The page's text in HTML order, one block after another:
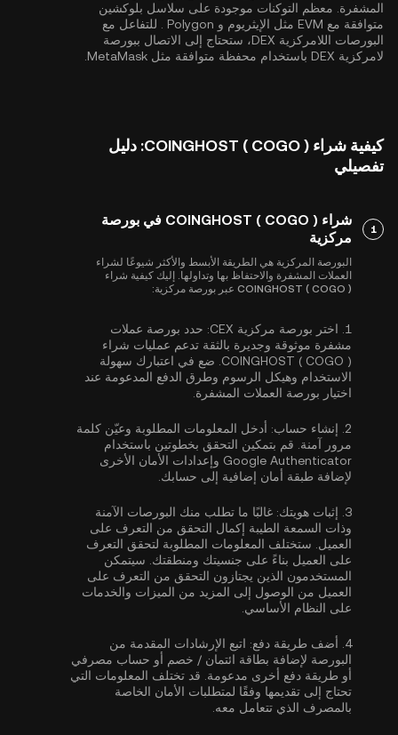
المشفرة. معظم التوكنات موجودة على سلاسل بلوكشين
متوافقة مع EVM مثل
الإيثريوم و
. للتفاعل مع
البورصات اللامركزية DEX، ستحتاج إلى الاتصال ببورصة
لامركزية DEX باستخدام محفظة متوافقة مثل MetaMask.
كيفية شراء COINGHOST ( COGO ): دليل
تفصيلي
1
شراء COINGHOST ( COGO ) في بورصة
مركزية
البورصة المركزية هي الطريقة الأبسط والأكثر شيوعًا لشراء
العملات المشفرة والاحتفاظ بها وتداولها. إليك كيفية شراء
COINGHOST ( COGO ) عبر بورصة مركزية:
1. اختر بورصة مركزية CEX:
حدد بورصة عملات
مشفرة موثوقة وجديرة بالثقة تدعم عمليات شراء
COINGHOST ( COGO ). ضع في اعتبارك سهولة
الاستخدام وهيكل الرسوم وطرق الدفع المدعومة عند
اختيار بورصة العملات المشفرة.
2. إنشاء حساب: أدخل المعلومات المطلوبة وعيّن كلمة
مرور آمنة. قم بتمكين التحقق بخطوتين باستخدام
Google Authenticator وإعدادات الأمان الأخرى
لإضافة طبقة أمان إضافية إلى حسابك.
3. إثبات هويتك: غالبًا ما تطلب منك البورصات الآمنة
وذات السمعة الطيبة إكمال التحقق من التعرف على
العميل . ستختلف المعلومات المطلوبة لتحقق التعرف
على العميل بناءً على جنسيتك ومنطقتك. سيتمكن
المستخدمون الذين يجتازون التحقق من التعرف على
العميل من الوصول إلى المزيد من الميزات والخدمات
على النظام الأساسي.
4. أضف طريقة دفع: اتبع الإرشادات المقدمة من
البورصة لإضافة بطاقة ائتمان / خصم أو حساب مصرفي
أو طريقة دفع أخرى مدعومة. قد تختلف المعلومات التي
تحتاج إلى تقديمها وفقًا لمتطلبات الأمان الخاصة
بالمصرف الذي تتعامل معه.